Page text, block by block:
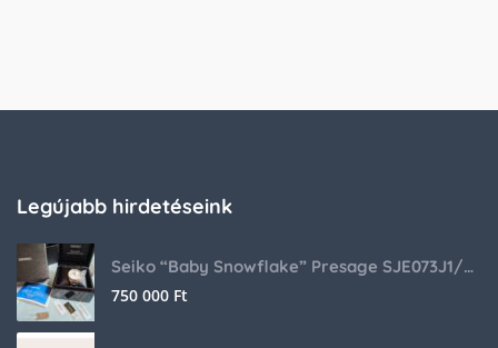
Legújabb hirdetéseink
Seiko “Baby Snowflake” Presage SJE073J1/SARA015 Limited Edition
750 000 Ft